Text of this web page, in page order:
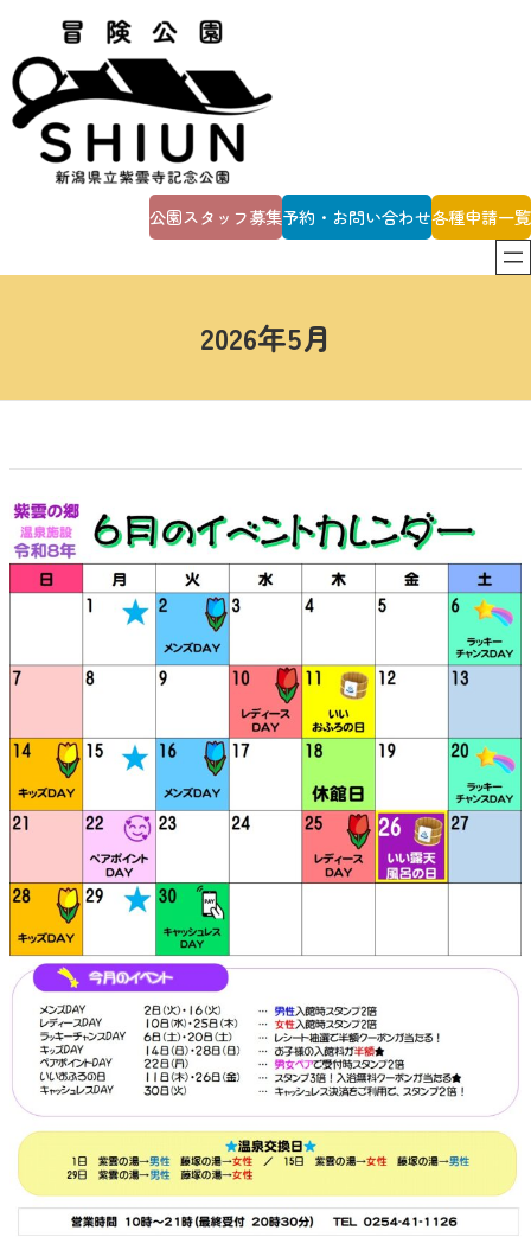
を
ス
キ
公園スタッフ募集予約・お問い合わせ各種申請一覧
2026年5月